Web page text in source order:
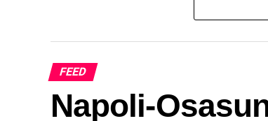
FEED
Napoli-